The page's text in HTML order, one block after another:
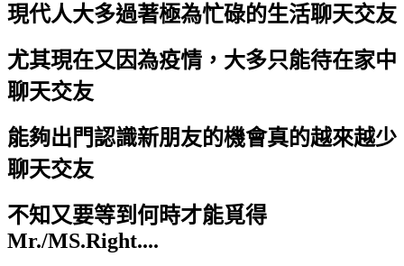
現代人大多過著極為忙碌的生活聊天交友
尤其現在又因為疫情，大多只能待在家中
聊天交友
能夠出門認識新朋友的機會真的越來越少
聊天交友
不知又要等到何時才能覓得
Mr./MS.Right....